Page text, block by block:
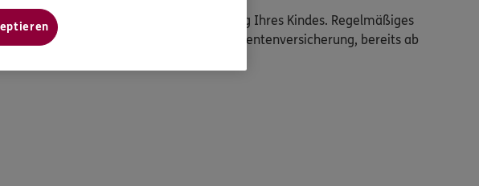
den Vermögensaufbau oder die Ausbildung Ihres Kindes. Regelmäßiges
über einen Fonds-Sparplan oder eine Rentenversicherung, bereits ab